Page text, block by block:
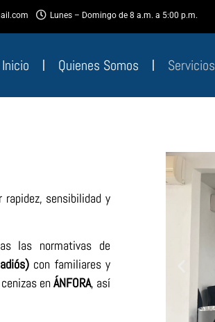
Lunes – Domingo de 8 a.m. a 5:00 p.m.
Inicio Quienes Somos Servicios
sensibilidad y
las normativas de
con familiares y
enÁNFORA, así